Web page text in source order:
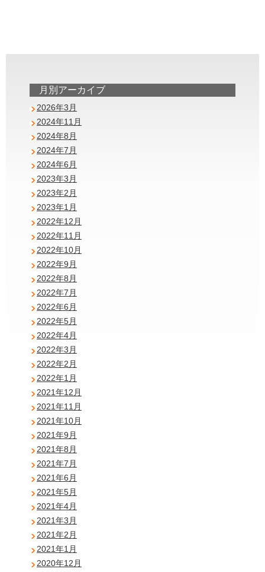
月別アーカイブ
2026年3月
2024年11月
2024年8月
2024年7月
2024年6月
2023年3月
2023年2月
2023年1月
2022年12月
2022年11月
2022年10月
2022年9月
2022年8月
2022年7月
2022年6月
2022年5月
2022年4月
2022年3月
2022年2月
2022年1月
2021年12月
2021年11月
2021年10月
2021年9月
2021年8月
2021年7月
2021年6月
2021年5月
2021年4月
2021年3月
2021年2月
2021年1月
2020年12月